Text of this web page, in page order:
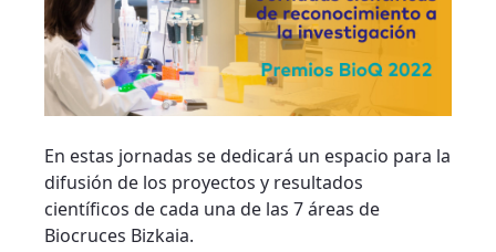
En estas jornadas se dedicará un espacio para la
difusión de los proyectos y resultados
científicos de cada una de las 7 áreas de
Biocruces Bizkaia.